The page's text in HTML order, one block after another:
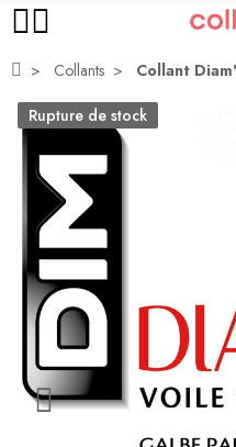
Collants Collant
Rupture de stock